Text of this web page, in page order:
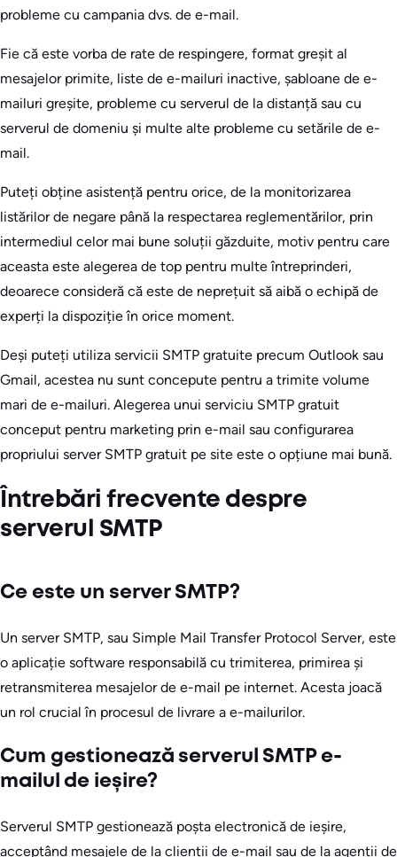
probleme cu campania dvs. de e-mail.
Fie că este vorba de rate de respingere, format greșit al
mesajelor primite, liste de e-mailuri inactive, șabloane de e-
mailuri greșite, probleme cu serverul de la distanță sau cu
serverul de domeniu și multe alte probleme cu setările de e-
mail.
Puteți obține asistență pentru orice, de la monitorizarea
listărilor de negare până la respectarea reglementărilor, prin
intermediul celor mai bune soluții găzduite, motiv pentru care
aceasta este alegerea de top pentru multe întreprinderi,
deoarece consideră că este de neprețuit să aibă o echipă de
experți la dispoziție în orice moment.
Deși puteți utiliza servicii SMTP gratuite precum Outlook sau
Gmail, acestea nu sunt concepute pentru a trimite volume
mari de e-mailuri. Alegerea unui serviciu SMTP gratuit
conceput pentru marketing prin e-mail sau configurarea
propriului server SMTP gratuit pe site este o opțiune mai bună.
Întrebări frecvente despre
serverul SMTP
Ce este un server SMTP?
Un server SMTP, sau Simple Mail Transfer Protocol Server, este
o aplicație software responsabilă cu trimiterea, primirea și
retransmiterea mesajelor de e-mail pe internet. Acesta joacă
un rol crucial în procesul de livrare a e-mailurilor.
Cum gestionează serverul SMTP e-
mailul de ieșire?
Serverul SMTP gestionează poșta electronică de ieșire,
acceptând mesajele de la clienții de e-mail sau de la agenții de